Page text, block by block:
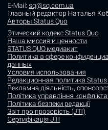
E-Mail: sq@sq.com.ua
Главный редактор Наталья
Авторы Status Quo
Этический кодекс Status Quo
Наша миссия и ценности
STATUS QUO медиакит
Политика в сфере
данных
Условия использования
Редакционная политика Status
Рекламна діяльність,
Політика управління
Політика безпеки редакції
Звіт про прозорість (JTI)
Сертифікація JTI